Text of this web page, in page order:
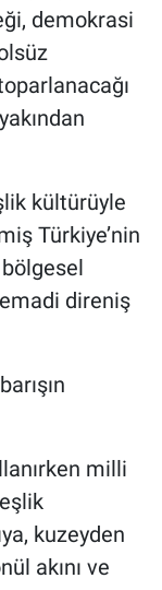
demokrasi
kültürüyle
Türkiye’nin
direniş
milli
kuzeyden
akını ve